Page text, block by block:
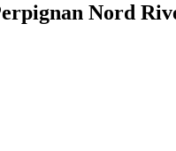
Nord